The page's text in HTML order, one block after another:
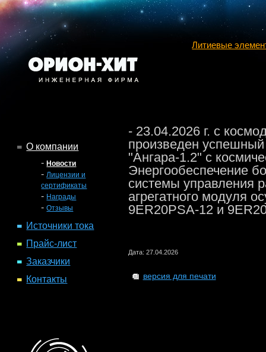
О компании
-Новости
- Лицензии и
сертификаты
- Награды
-Отзывы
Источники тока
Прайс-лист
Заказчики
Контакты
- 23.04.2026 г. с
произведен успешный
"Ангара-1.2" с
Энергообеспечение
системы управления
агрегатного модуля
9ER20PSA-12 и
Дата: 27.04.2026
версия для печати
Литиевые